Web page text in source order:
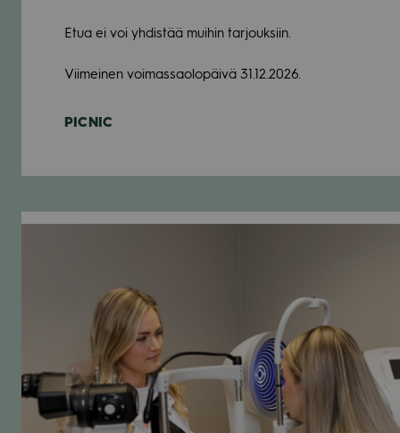
Etua ei voi yhdis­tää mui­hin tar­jouk­siin.
Vii­mei­nen voi­mas­sao­lo­päivä 31.12.2026.
PIC­NIC